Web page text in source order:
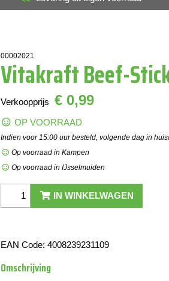
00002021
Vitakraft Beef-
Verkoopprijs € 0,99
OP VOORRAAD
Indien voor 15:00 uur besteld, volgende dag in
Op voorraad in Kampen
Op voorraad in IJsselmuiden
IN WINKELWAGEN
EAN Code: 4008239231109
Omschrijving